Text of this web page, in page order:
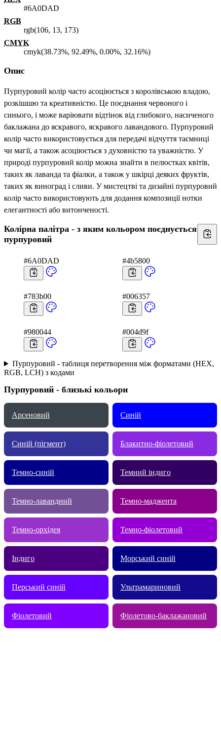
#6A0DAD
RGB
rgb(106, 13, 173)
CMYK
cmyk(38.73%, 92.49%, 0.00%, 32.16%)
Опис
Пурпуровий колір часто асоціюється з королівською владою,
розкішшю та креативністю. Це поєднання червоного і
синього, і може варіювати відтінок від глибокого, насиченого
баклажана до яскравого, яскравого лавандового. Пурпуровий
колір часто використовується для передачі відчуття таємниці
чи магії, а також асоціюється з духовністю та уважністю. У
природі пурпуровий колір можна знайти в пелюстках квітів,
таких як лаванда та фіалки, а також у шкірці деяких фруктів,
таких як виноград і сливи. У мистецтві та дизайні пурпуровий
колір часто використовують для додання композиції нотки
елегантності або витонченості.
Колірна палітра - з яким кольором поєднується
пурпуровий
#6A0DAD #4b5800
#783b00 #006357
#980044 #004d9f
Пурпуровий - таблиця перетворення між форматами (HEX,
RGB, LCH) з кодами
Пурпуровий - близькі кольори
Арсеновий Синій
Синій (пігмент) Блакитно-фіолетовий
Темно-синій Темний індиго
Темно-лавандний Темно-маджента
Темно-oрхідея Темно-фіолетовий
Індиго Морський синій
Перський синій Ультрамариновий
Фіолетовий Фіолетово-баклажановий